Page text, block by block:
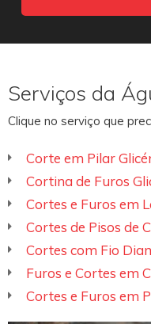
Serviços da
Clique no serviço que
Corte em Pilar
Cortina de Furos
Cortes e Furos em
Cortes de Pisos de
Cortes com Fio
Furos e Cortes em
Cortes e Furos em